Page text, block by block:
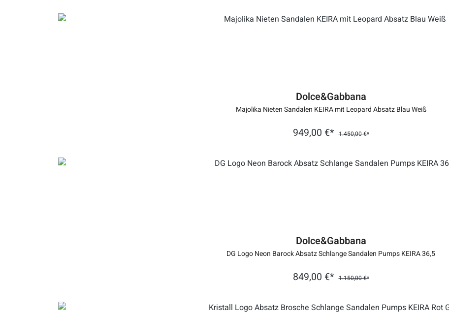
Dolce&Gabbana
Majolika Nieten Sandalen KEIRA mit Leopard Absatz Blau Weiß
949,00 €* 1.450,00 €*
Dolce&Gabbana
DG Logo Neon Barock Absatz Schlange Sandalen Pumps KEIRA 36,5
849,00 €* 1.150,00 €*